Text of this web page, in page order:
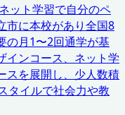
ット学習で自分のペ
市に本校があり全国8
の月1〜2回通学が基
インコース、ネット学
スを展開し、少人数積
タイルで社会力や教